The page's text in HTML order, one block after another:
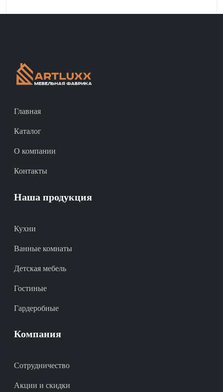
Главная
Каталог
О компании
Контакты
Наша продукция
Кухни
Ванные комнаты
Детская мебель
Гостиные
Гардеробные
Компания
Сотрудничество
Акции и скидки